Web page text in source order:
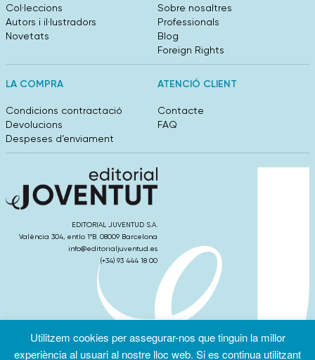
Col·leccions
Autors i il·lustradors
Novetats
Sobre nosaltres
Professionals
Blog
Foreign Rights
LA COMPRA
Condicions contractació
Devolucions
Despeses d’enviament
ATENCIÓ CLIENT
Contacte
FAQ
EDITORIAL JUVENTUD S.A.
València 304, entlo 1ºB. 08009 Barcelona
info@editorialjuventud.es
(+34) 93 444 18 00
Condicions
Política de
Política de
cookies
Utilitzem cookies per assegurar-nos que tinguin la millor
experiència al usuari al nostre lloc web. Si es continua utilitzant